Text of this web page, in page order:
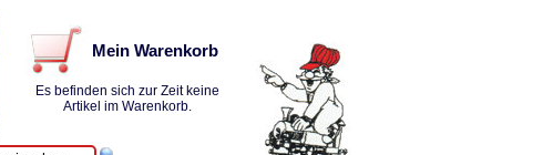
Mein Warenkorb
Es befinden sich zur Zeit keine
Artikel im Warenkorb.